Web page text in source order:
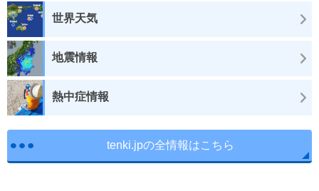
世界天気
地震情報
熱中症情報
tenki.jpの全情報はこちら